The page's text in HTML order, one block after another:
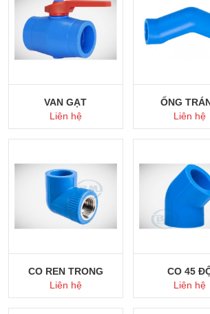
Mua ngay
VAN GẠT
Liên hệ
Mua ngay
ỐNG
Liên hệ
CO REN TRONG
Liên hệ
CO 45
Liên hệ